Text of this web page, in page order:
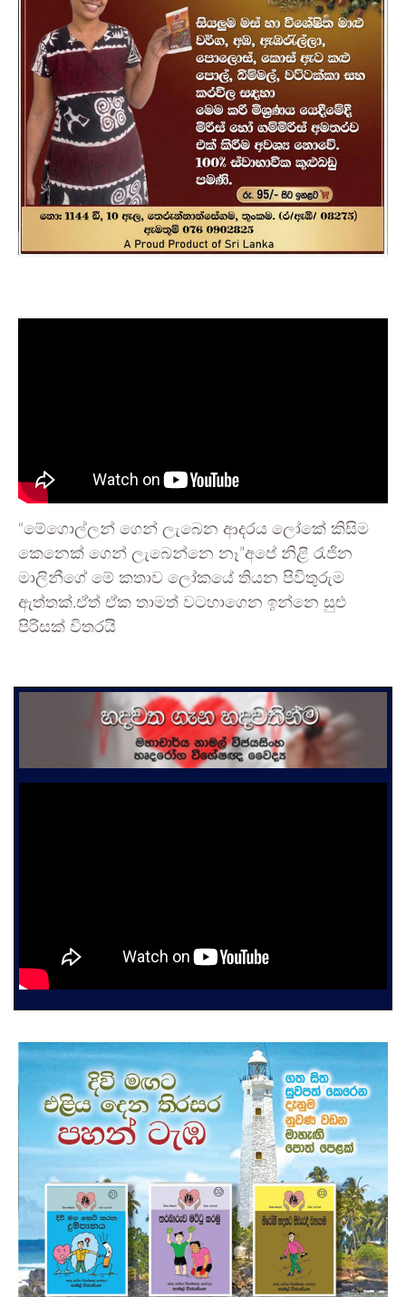
“මේගොල්ලන් ගෙන් ලැබෙන ආදරය ලෝකේ කිසිම
කෙනෙක් ගෙන් ලැබෙන්නෙ නෑ”අපේ නිළි රැජින
මාලිනීගේ මේ කතාව ලෝකයේ තියන පිවිතුරුම
ඇත්තක්.ඒත් ඒක තාමත් වටහාගෙන ඉන්නෙ සුළු
පිරිසක් විතරයි